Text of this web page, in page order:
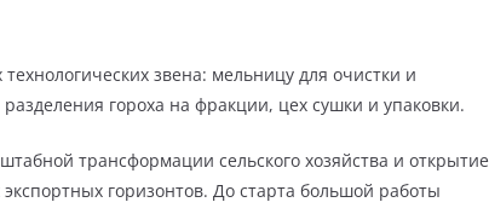
звена: мельницу для очистки и
гороха на фракции, цех сушки и упаковки.
трансформации сельского хозяйства и открытие
горизонтов. До старта большой работы